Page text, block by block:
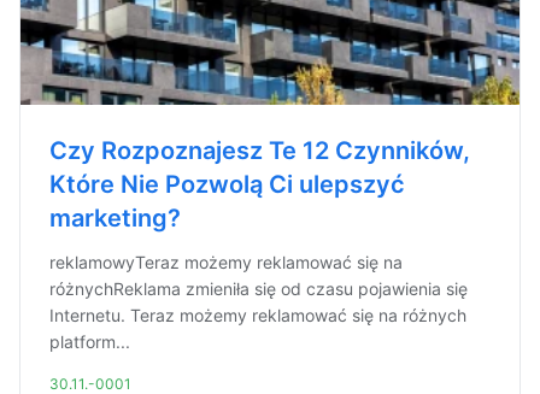
Czy Rozpoznajesz Te 12 Czynników,
Które Nie Pozwolą Ci ulepszyć
marketing?
reklamowyTeraz możemy reklamować się na
różnychReklama zmieniła się od czasu pojawienia się
Internetu. Teraz możemy reklamować się na różnych
platform...
30.11.-0001